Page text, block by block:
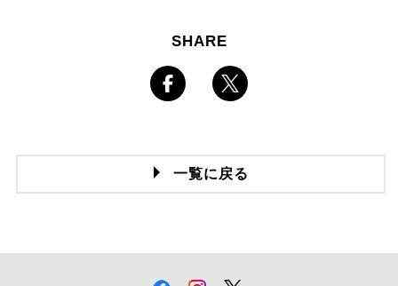
SHARE
一覧に戻る